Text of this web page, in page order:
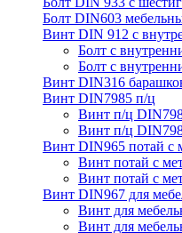
Болт DIN603
Винт DIN 912 с
Болт с
Болт с
Винт DIN316
Винт DIN7985 п/ц
Винт п/ц
Винт п/ц
Винт DIN965 потай с
Винт потай с
Винт потай с
Винт DIN967 для
Винт для
Винт для